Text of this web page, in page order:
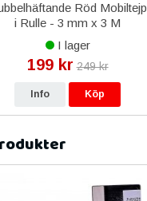
Röd Mobiltejp
i Rulle - 3 mm x 3 M
I lager
199 kr 249 kr
Info Köp